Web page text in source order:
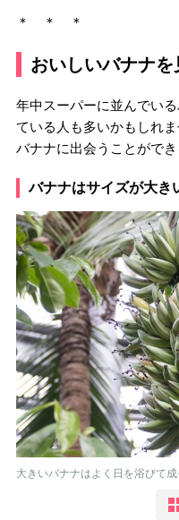
＊ ＊ ＊
おいしいバナナ
年中スーパーに並んでい
ている人も多いかもしれ
バナナに出会うことができ
バナナはサイズが大き
大きいバナナはよく日を浴びて